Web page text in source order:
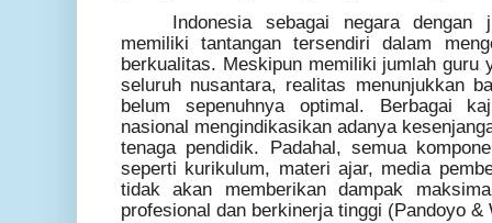
Indonesia sebagai negara
memiliki tantangan tersendiri dalam
berkualitas. Meskipun memiliki jumlah guru
seluruh nusantara, realitas menunjukkan
belum sepenuhnya optimal. Berbagai
nasional mengindikasikan adanya
tenaga pendidik. Padahal, semua
seperti kurikulum, materi ajar, media
tidak akan memberikan dampak
profesional dan berkinerja tinggi (Pandoyo &